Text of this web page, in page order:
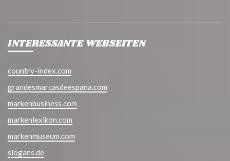
INTERESSANTE WEBSEITEN
country-index.com
grandesmarcasdeespana.com
markenbusiness.com
markenlexikon.com
markenmuseum.com
slogans.de